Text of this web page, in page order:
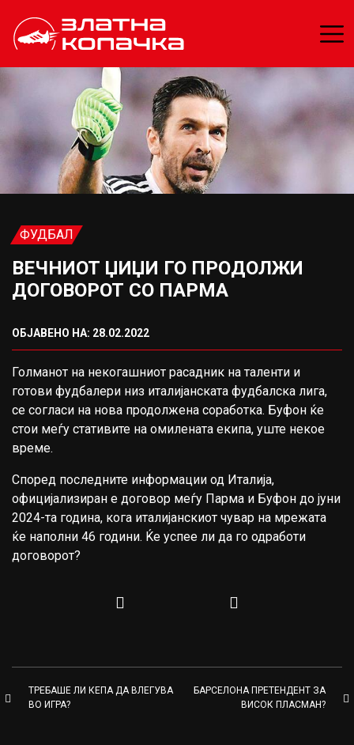
ФУДБАЛ
ВЕЧНИОТ ЏИЏИ ГО ПРОДОЛЖИ
ДОГОВОРОТ СО ПАРМА
ОБЈАВЕНО НА: 28.02.2022
Голманот на некогашниот расадник на таленти и
готови фудбалери низ италијанската фудбалска лига,
се согласи на нова продолжена соработка. Буфон ќе
стои меѓу стативите на омилената екипа, уште некое
време.
Според последните информации од Италија,
официјализиран е договор меѓу Парма и Буфон до јуни
2024-та година, кога италијанскиот чувар на мрежата
ќе наполни 46 години. Ќе успее ли да го одработи
договорот?
ТРЕБАШЕ ЛИ КЕПА ДА ВЛЕГУВА
ВО ИГРА?
БАРСЕЛОНА ПРЕТЕНДЕНТ ЗА
ВИСОК ПЛАСМАН?